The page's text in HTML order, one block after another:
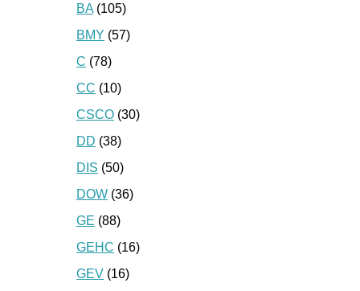
BA (105)
BMY (57)
C (78)
CC (10)
CSCO (30)
DD (38)
DIS (50)
DOW (36)
GE (88)
GEHC (16)
GEV (16)